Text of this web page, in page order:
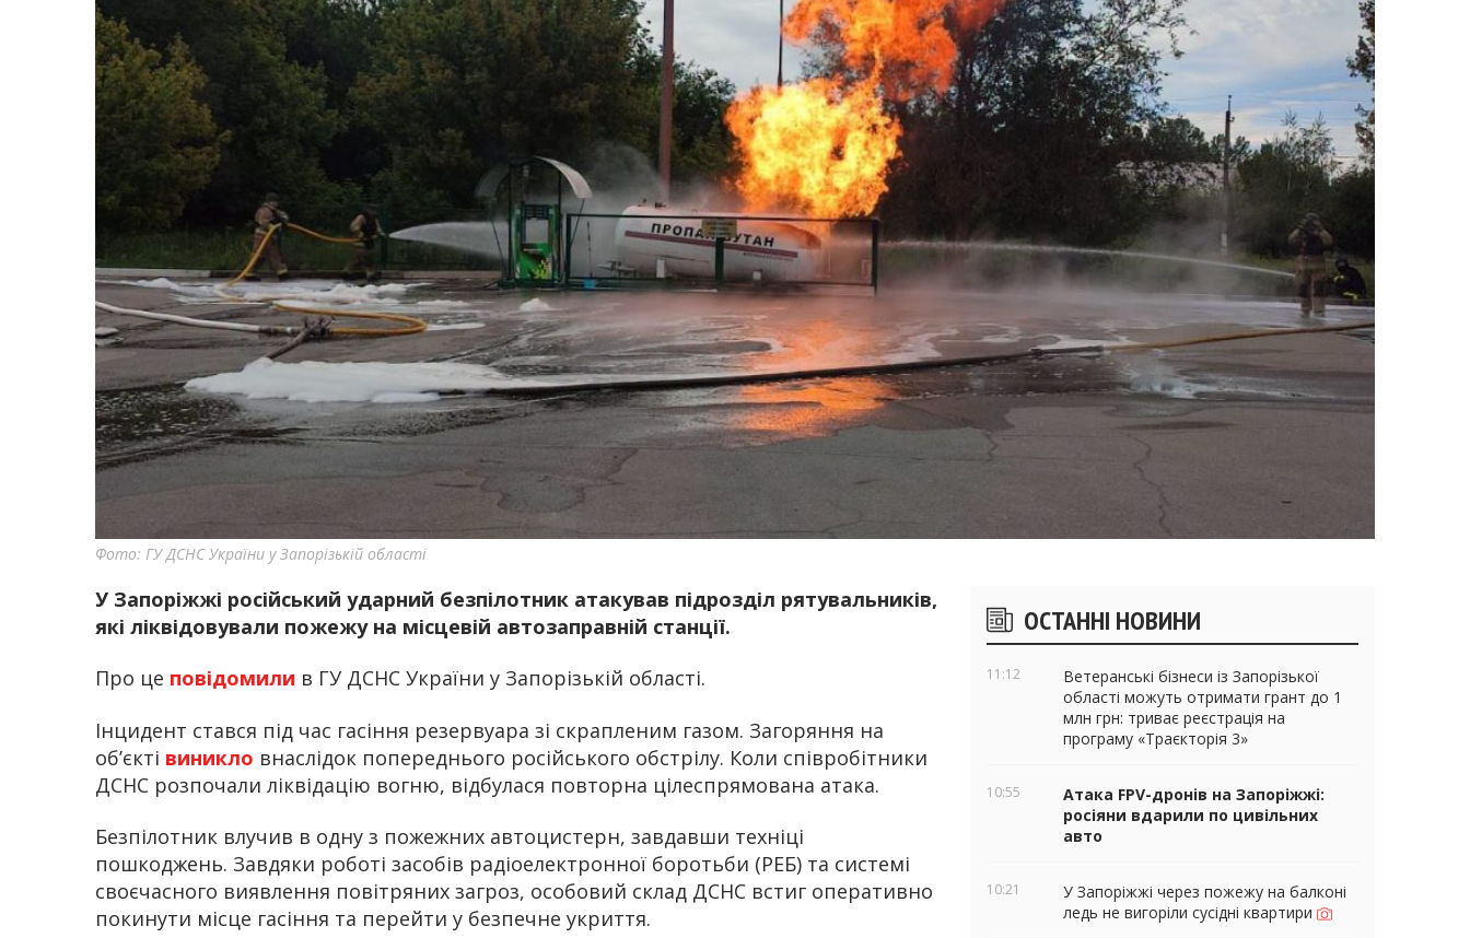
Фото: ГУ ДСНС України у Запорізькій області
У Запоріжжі російський ударний безпілотник атакував підрозділ рятувальників,
які ліквідовували пожежу на місцевій автозаправній станції.
Про це повідомили в ГУ ДСНС України у Запорізькій області.
Інцидент стався під час гасіння резервуара зі скрапленим газом. Загоряння на
об’єкті виникло внаслідок попереднього російського обстрілу. Коли співробітники
ДСНС розпочали ліквідацію вогню, відбулася повторна цілеспрямована атака.
Безпілотник влучив в одну з пожежних автоцистерн, завдавши техніці
пошкоджень. Завдяки роботі засобів радіоелектронної боротьби (РЕБ) та системі
своєчасного виявлення повітряних загроз, особовий склад ДСНС встиг оперативно
покинути місце гасіння та перейти у безпечне укриття.
Бічні
віджети
ОСТАННІ НОВИНИ
11:12
Ветеранські бізнеси із Запорізької
області можуть отримати грант до 1
млн грн: триває реєстрація на
програму «Траєкторія 3»
10:55
Атака FPV-дронів на Запоріжжі:
росіяни вдарили по цивільних
авто
10:21
У Запоріжжі через пожежу на балконі
ледь не вигоріли сусідні квартири